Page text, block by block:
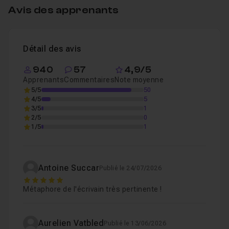
Avis des apprenants
Détail des avis
940
Apprenants
57
Commentaires
4,9/5
Note moyenne
5/5
50
4/5
5
3/5
1
2/5
0
1/5
1
Antoine Succar Publié le 24/07/2026
5
Métaphore de l'écrivain très pertinente !
Aurelien Vatbled Publié le 13/06/2026